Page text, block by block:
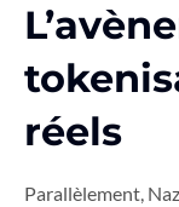
réels
Parallèlement,